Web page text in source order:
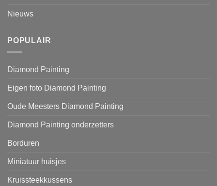
Nieuws
POPULAIR
Diamond Painting
Eigen foto Diamond Painting
Oude Meesters Diamond Painting
Diamond Painting onderzetters
Borduren
Miniatuur huisjes
Kruissteekkussens